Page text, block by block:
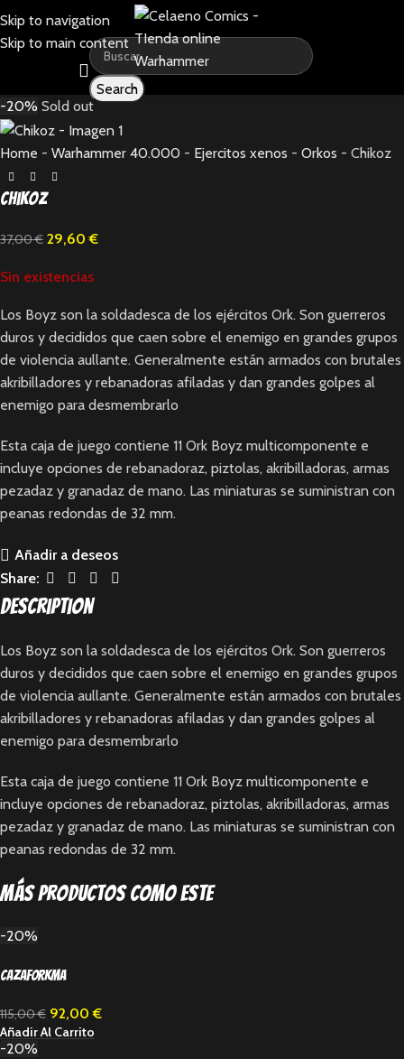
Skip to navigation
Skip to main content
Search
-20% Sold out
Home - Warhammer 40.000 - Ejercitos xenos - Orkos - Chikoz
Chikoz
37,00€ 29,60€
Sin existencias
Los Boyz son la soldadesca de los ejércitos Ork. Son guerreros
duros y decididos que caen sobre el enemigo en grandes grupos
de violencia aullante. Generalmente están armados con brutales
akribilladores y rebanadoras afiladas y dan grandes golpes al
enemigo para desmembrarlo
Esta caja de juego contiene 11 Ork Boyz multicomponente e
incluye opciones de rebanadoraz, piztolas, akribilladoras, armas
pezadaz y granadaz de mano. Las miniaturas se suministran con
peanas redondas de 32 mm.
Añadir a deseos
Share:
Description
Los Boyz son la soldadesca de los ejércitos Ork. Son guerreros
duros y decididos que caen sobre el enemigo en grandes grupos
de violencia aullante. Generalmente están armados con brutales
akribilladores y rebanadoras afiladas y dan grandes golpes al
enemigo para desmembrarlo
Esta caja de juego contiene 11 Ork Boyz multicomponente e
incluye opciones de rebanadoraz, piztolas, akribilladoras, armas
pezadaz y granadaz de mano. Las miniaturas se suministran con
peanas redondas de 32 mm.
Más productos como este
-20%
Cazaforkma
115,00€ 92,00€
Añadir Al Carrito
-20%